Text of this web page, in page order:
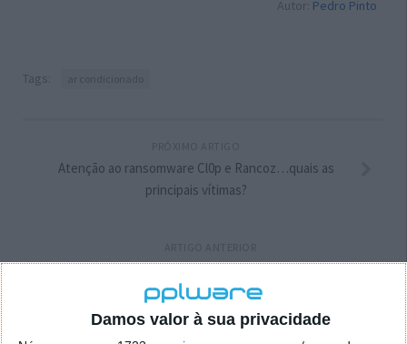
Damos valor à sua privacidade
Autor: Pedro Pinto
Tags:
Atenção ao ransomware Cl0p e Rancoz…quais as
principais vítimas?
Exposição a ecrãs atrasa o desenvolvimento
cognitivo dos bebés com 1 ano, diz estudo